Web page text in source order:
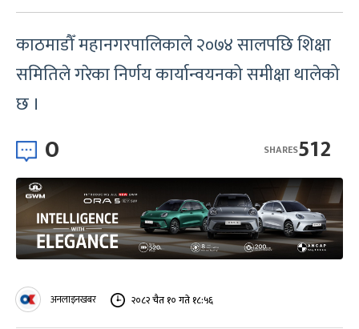
काठमाडौँ महानगरपालिकाले २०७४ सालपछि शिक्षा
समितिले गरेका निर्णय कार्यान्वयनको समीक्षा थालेको
छ ।
0 512
SHARES
अनलाइनखबर २०८२ चैत १० गते १८:५६